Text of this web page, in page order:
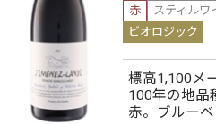
赤
スティルワ
ビオロジック
標高1,100メ
100年の地品
赤。ブルー